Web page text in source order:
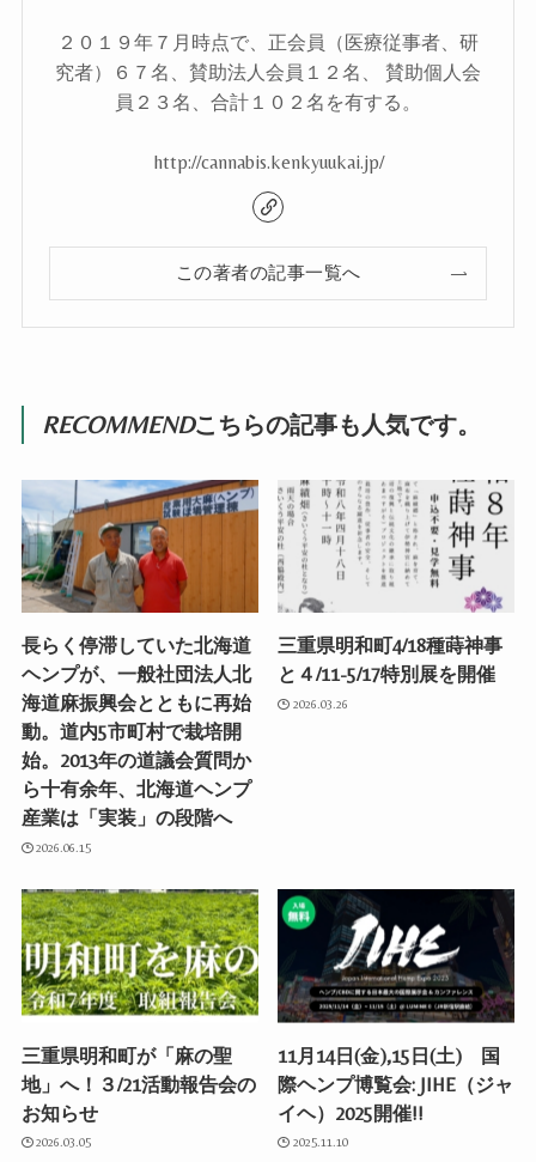
２０１９年７月時点で、正会員（医療従事者、研
究者）６７名、賛助法人会員１２名、 賛助個人会
員２３名、合計１０２名を有する。
http://cannabis.kenkyuukai.jp/
この著者の記事一覧へ
RECOMMENDこちらの記事も人気です。
長らく停滞していた北海道
ヘンプが、一般社団法人北
海道麻振興会とともに再始
動。道内5市町村で栽培開
始。2013年の道議会質問か
ら十有余年、北海道ヘンプ
産業は「実装」の段階へ
2026.06.15
三重県明和町4/18種蒔神事
と４/11-5/17特別展を開催
2026.03.26
三重県明和町が「麻の聖
地」へ！３/21活動報告会の
お知らせ
2026.03.05
11月14日(金),15日(土) 国
際ヘンプ博覧会: JIHE（ジャ
イヘ）2025開催!!
2025.11.10